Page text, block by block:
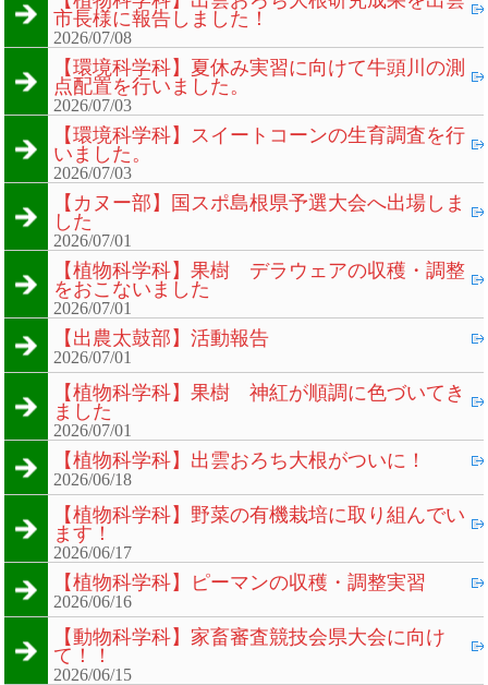
市長様に報告しました！
2026/07/08
【環境科学科】夏休み実習に向けて牛頭川の測
点配置を行いました。
2026/07/03
【環境科学科】スイートコーンの生育調査を行
いました。
2026/07/03
【カヌー部】国スポ島根県予選大会へ出場しま
した
2026/07/01
【植物科学科】果樹 デラウェアの収穫・調整
をおこないました
2026/07/01
【出農太鼓部】活動報告
2026/07/01
【植物科学科】果樹 神紅が順調に色づいてき
ました
2026/07/01
【植物科学科】出雲おろち大根がついに！
2026/06/18
【植物科学科】野菜の有機栽培に取り組んでい
ます！
2026/06/17
【植物科学科】ピーマンの収穫・調整実習
2026/06/16
【動物科学科】家畜審査競技会県大会に向け
て！！
2026/06/15